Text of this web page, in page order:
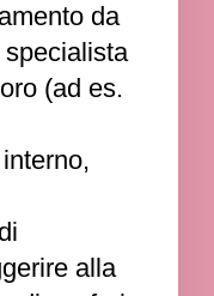
da
(ad es.
alla